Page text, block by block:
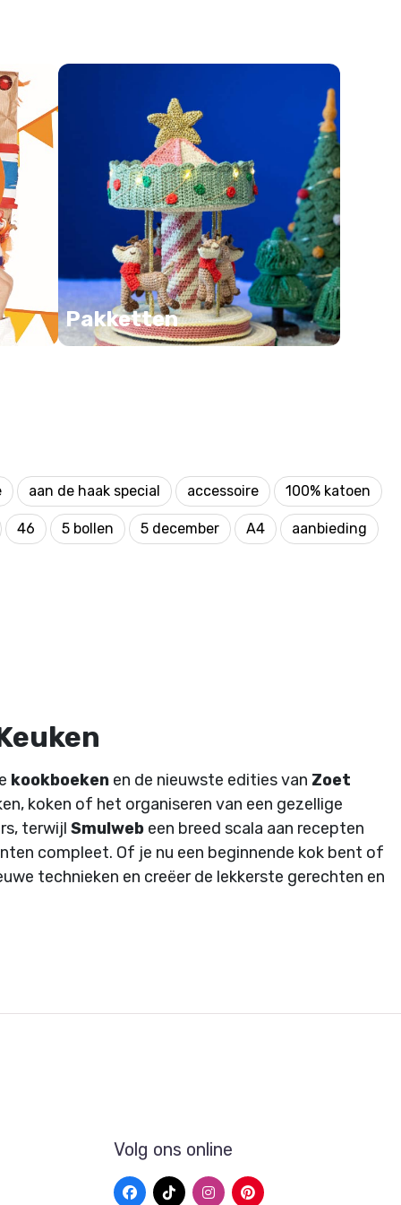
Pakketten
aan de haak special accessoire 100% katoen
46 5 bollen 5 december A4 aanbieding
kookboeken en de nieuwste edities van Zoet
koken of het organiseren van een gezellige
terwijl Smulweb een breed scala aan recepten
compleet. Of je nu een beginnende kok bent of
technieken en creëer de lekkerste gerechten en
Volg ons online